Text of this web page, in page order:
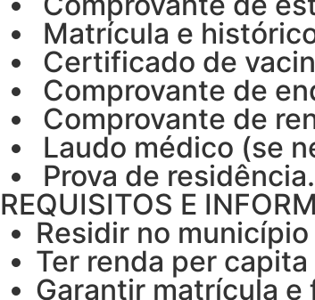
Matrícula e
Certificado de
Comprovante de
Comprovante de
Laudo médico (se
Prova de residência.
REQUISITOS E
Residir no
Ter renda per
Garantir matrícula